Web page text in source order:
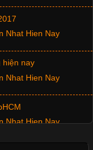
hiện nay